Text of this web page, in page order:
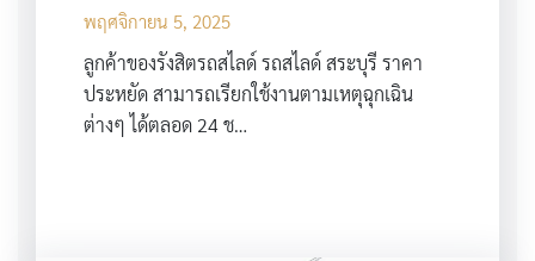
พฤศจิกายน 5, 2025
ลูกค้าของรังสิตรถสไลด์ รถสไลด์ สระบุรี ราคา
ประหยัด สามารถเรียกใช้งานตามเหตุฉุกเฉิน
ต่างๆ ได้ตลอด 24 ช…